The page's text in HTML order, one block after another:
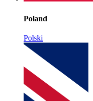
Poland
Polski